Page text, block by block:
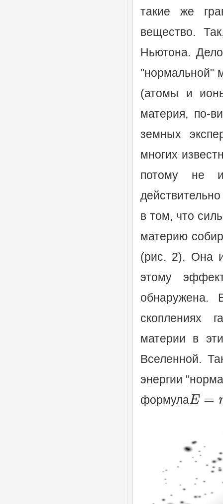
такие же
вещество.
Ньютона.
"нормальной"
(атомы и
материя, по-
земных
многих
потому не
в том, что
материю
(рис. 2). Она
этому
обнаружена.
скоплениях
материи в
Вселенной.
энергии
формулаE =